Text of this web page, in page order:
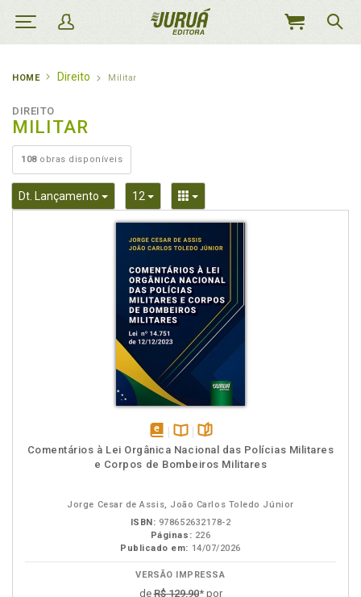
MEU
HOME Direito Militar
DIREITO
MILITAR
108obras disponíveis
Dt. Lançamento Toggle Dropdown
12 Toggle DropdownToggle Dropdown
disponível
em
Disponível
na
páginas
Comentários à Lei Orgânica Nacional das Polícias Militares
e Corpos de Bombeiros Militares
Jorge Cesar de Assis, João Carlos Toledo Júnior
ISBN: 978652632178-2
Páginas: 226
Publicado em: 14/07/2026
VERSÃO IMPRESSA
deR$ 129,90* por